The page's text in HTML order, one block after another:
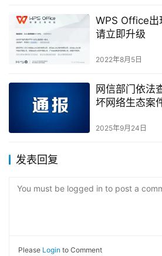
WPS Office出
请立即升级
2022年8月5日
网信部门依法
坏网络生态案
2025年9月24日
发表回复
You must be logged in to post a
Please Login to Comment